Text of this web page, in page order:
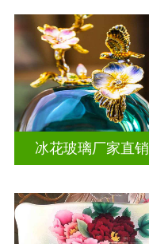
冰花玻璃厂家直销